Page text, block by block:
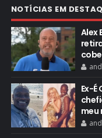
NOTÍCIAS EM
Alex
Ex-
meu